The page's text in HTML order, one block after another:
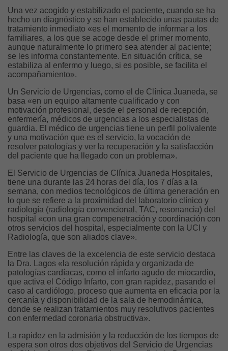
Una vez acogido y estabilizado el paciente, cuando se ha
hecho un diagnóstico y se han establecido unas pautas de
tratamiento inmediato «es el momento de informar a los
familiares, a los que se acoge desde el primer momento,
aunque naturalmente lo primero sea atender al paciente;
se les informa constantemente. En situación crítica, se
estabiliza al enfermo y luego, si es posible, se facilita el
acompañamiento».
Un Servicio de Urgencias, como el de Clínica Juaneda, se
basa «en un equipo altamente cualificado y con
motivación profesional, desde el personal de recepción,
enfermería, médicos de urgencias a los especialistas de
guardia. El médico de urgencias tiene un perfil polivalente
y una motivación que es el servicio, la vocación de
resolver patologías y ver la recuperación y la satisfacción
del paciente que ha llegado con un problema».
El Servicio de Urgencias de Clínica Juaneda Hospitales,
tiene una durante las 24 horas del día, los 7 días a la
semana, con medios tecnológicos de última generación en
lo que se refiere a la proximidad del laboratorio clínico y
radiología (radiología convencional, TAC, resonancia) del
hospital «con una gran compenetración y coordinación con
otros servicios del hospital, especialmente con la UCI y
Radiología, que son aliados clave».
Entre las claves de la excelencia de este servicio destaca
la Dra. Lagos «la resolución rápida y organizada de
patologías cardíacas, como el infarto agudo de miocardio,
que activa el Código Infarto, con gran rapidez, pasando el
caso al cardiólogo, proceso que aumenta en eficacia por la
cercanía y disponibilidad de la sala de hemodinámica,
donde se realizan tratamientos muy resolutivos pacientes
con enfermedad coronaria obstructiva».
La rapidez en la admisión y la reducción de los tiempos de
espera son otros dos objetivos del Servicio de Urgencias